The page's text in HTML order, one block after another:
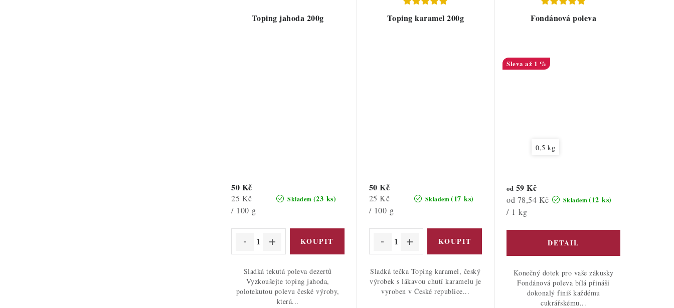
Toping jahoda 200g
Skladem (23 ks)
50 Kč
Měrná
cena:
25 Kč
/ 100 g
Sladká tekutá poleva dezertů
Vyzkoušejte toping jahoda,
polotekutou polevu české výroby,
která...
Toping karamel 200g
Skladem (17 ks)
50 Kč
Měrná
cena:
25 Kč
/ 100 g
Sladká tečka Toping karamel, český
výrobek s lákavou chutí karamelu je
vyroben v České republice...
Fondánová poleva
až 1 %
0,5 kg
Skladem (12 ks)
od 59 Kč
Měrná
cena:
od 78,54 Kč
/ 1 kg
Konečný dotek pro vaše zákusky
Fondánová poleva bílá přináší
dokonalý finiš každému
cukrářskému...